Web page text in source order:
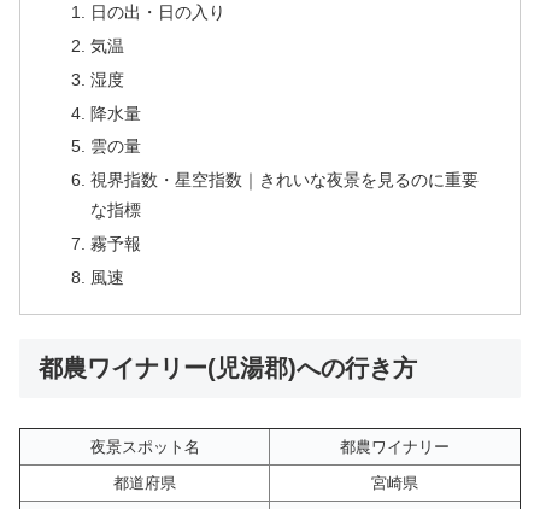
日の出・日の入り
気温
湿度
降水量
雲の量
視界指数・星空指数｜きれいな夜景を見るのに重要
な指標
霧予報
風速
都農ワイナリー(児湯郡)への行き方
夜景スポット名
都農ワイナリー
都道府県
宮崎県